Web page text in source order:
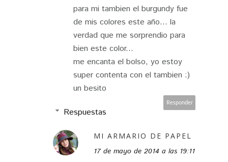
para mi tambien el burgundy fue
de mis colores este año... la
verdad que me sorprendio para
bien este color...
me encanta el bolso, yo estoy
super contenta con el tambien :)
un besito
Responder
Respuestas
MI ARMARIO DE PAPEL
17 de mayo de 2014 a las 19:11